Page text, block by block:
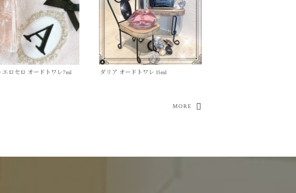
エロセロ オードトワレ7ml ダリア オードトワレ 15ml
MORE